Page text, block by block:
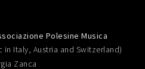
Polesine Musica
in Italy, Austria and Switzerland)
Zanca